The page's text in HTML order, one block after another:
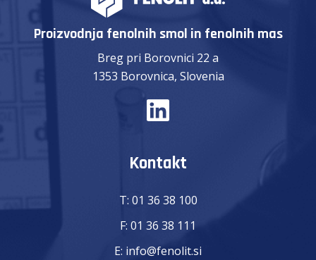
Proizvodnja fenolnih smol in fenolnih mas
Breg pri Borovnici 22 a
1353 Borovnica, Slovenia
Kontakt
T: 01 36 38 100
F: 01 36 38 111
E: info@fenolit.si